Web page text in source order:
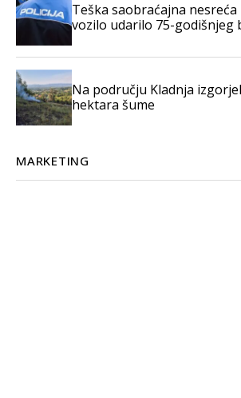
Teška saobraćajna
vozilo udarilo 75-godišnjeg
Na području Kladnja
hektara šume
MARKETING